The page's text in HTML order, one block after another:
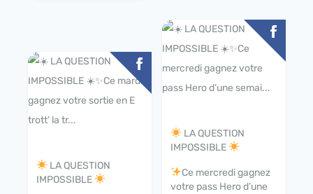
LA QUESTION
IMPOSSIBLE
Ce mercredi gagnez
votre pass Hero d’une
LA QUESTION
IMPOSSIBLE